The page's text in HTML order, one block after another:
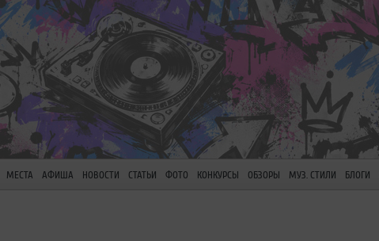
МЕСТА АФИША НОВОСТИ СТАТЬИ ФОТО КОНКУРСЫ ОБЗОРЫ МУЗ. СТИЛИ БЛОГИ